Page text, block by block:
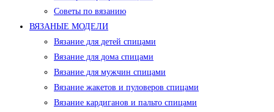
Советы по вязанию
ВЯЗАНЫЕ МОДЕЛИ
Вязание для детей спицами
Вязание для дома спицами
Вязание для мужчин спицами
Вязание жакетов и пуловеров спицами
Вязание кардиганов и пальто спицами